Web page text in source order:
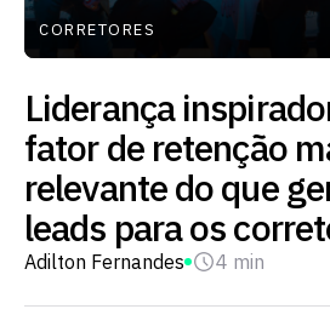
CORRETORES
Liderança
fator de retenção
relevante do que
leads para os
Adilton Fernandes 4 min